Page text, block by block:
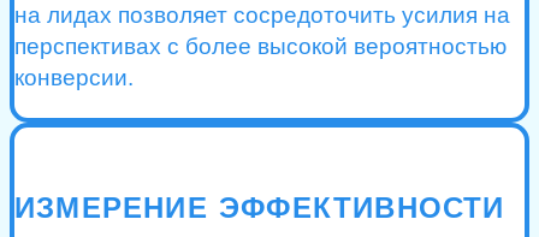
на лидах позволяет сосредоточить усилия на
перспективах с более высокой вероятностью
конверсии.
ИЗМЕРЕНИЕ ЭФФЕКТИВНОСТИ